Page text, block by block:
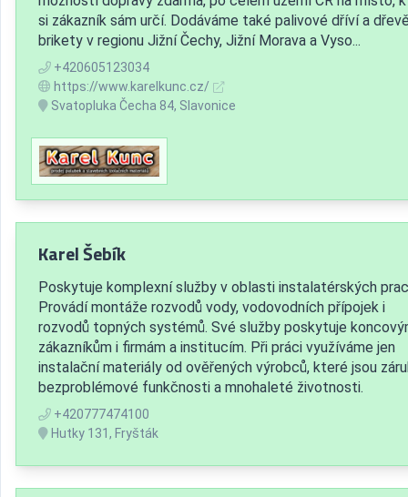
si zákazník sám určí. Dodáváme také palivové dříví a
brikety v regionu Jižní Čechy, Jižní Morava a Vyso...
+420605123034
https://www.karelkunc.cz/
Svatopluka Čecha 84, Slavonice
Karel Šebík
Poskytuje komplexní služby v oblasti instalatérských
Provádí montáže rozvodů vody, vodovodních přípojek i
rozvodů topných systémů. Své služby poskytuje
zákazníkům i firmám a institucím. Při práci využíváme jen
instalační materiály od ověřených výrobců, které jsou
bezproblémové funkčnosti a mnohaleté životnosti.
+420777474100
Hutky 131, Fryšták